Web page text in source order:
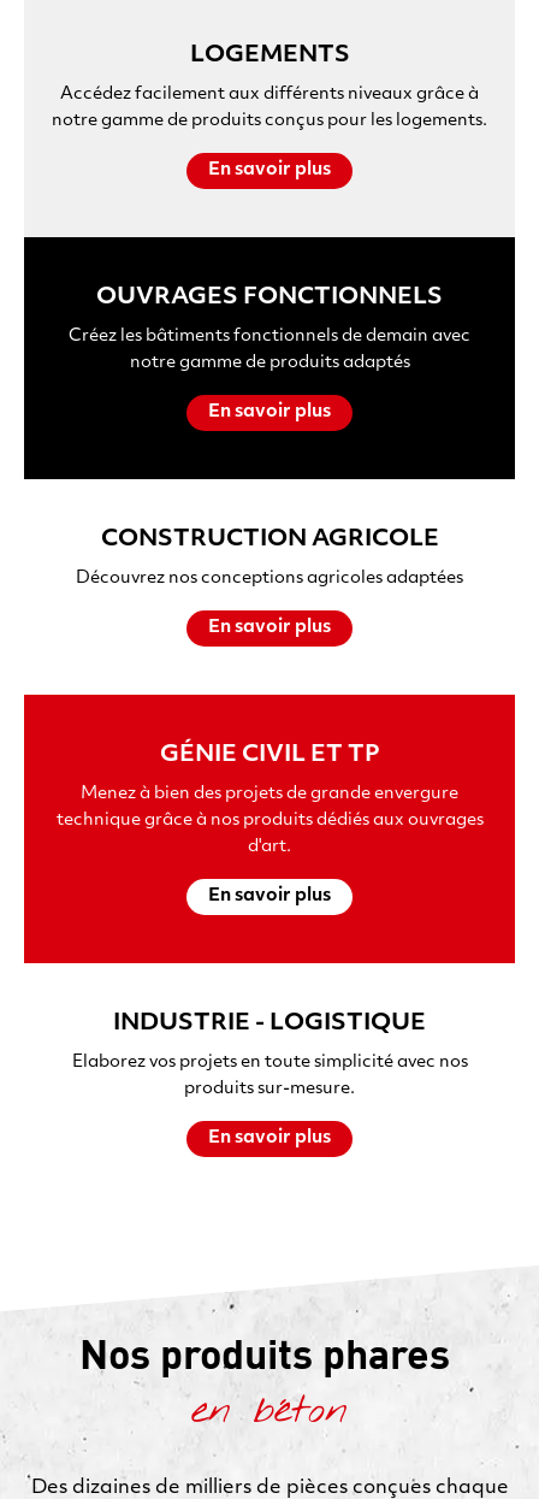
LOGEMENTS
Accédez facilement aux différents niveaux grâce à
notre gamme de produits conçus pour les logements.
En savoir plus
OUVRAGES FONCTIONNELS
Créez les bâtiments fonctionnels de demain avec
notre gamme de produits adaptés
En savoir plus
CONSTRUCTION AGRICOLE
Découvrez nos conceptions agricoles adaptées
En savoir plus
GÉNIE CIVIL ET TP
Menez à bien des projets de grande envergure
technique grâce à nos produits dédiés aux ouvrages
d'art.
En savoir plus
INDUSTRIE - LOGISTIQUE
Elaborez vos projets en toute simplicité avec nos
produits sur-mesure.
En savoir plus
Nos produits phares
en béton
Des dizaines de milliers de pièces conçues chaque